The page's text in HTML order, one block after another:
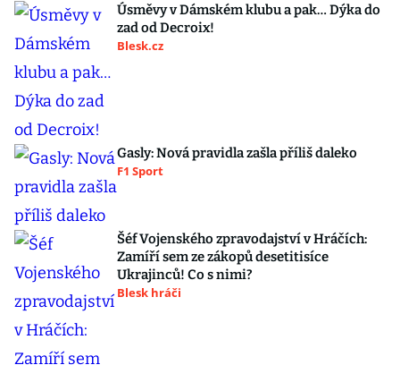
Úsměvy v Dámském klubu a pak… Dýka do
zad od Decroix!
Blesk.cz
Gasly: Nová pravidla zašla příliš daleko
F1 Sport
Šéf Vojenského zpravodajství v Hráčích:
Zamíří sem ze zákopů desetitisíce
Ukrajinců! Co s nimi?
Blesk hráči